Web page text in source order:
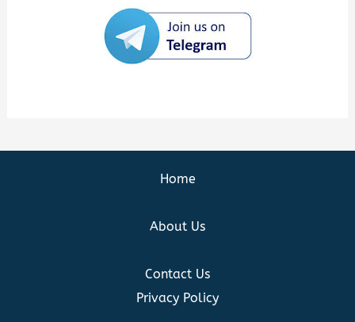
Home
About Us
Contact Us
Privacy Policy